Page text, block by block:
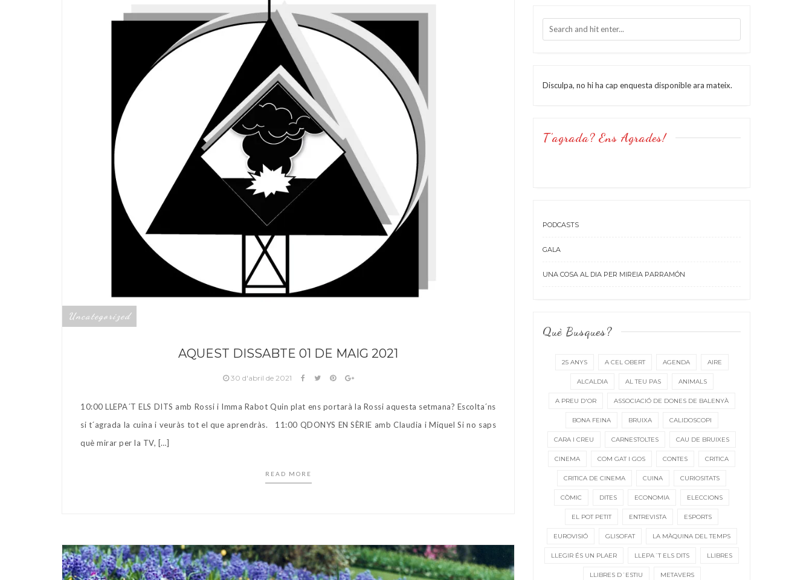
Uncategorized
AQUEST DISSABTE 01 DE MAIG 2021
30 d'abril de 2021
10:00 LLEPA´T ELS DITS amb Rossi i Imma Rabot Quin plat ens portarà la Rossi aquesta setmana? Escolta´ns
si t´agrada la cuina i veuràs tot el que aprendràs. 11:00 QDONYS EN SÈRIE amb Claudia i Miquel Si no saps
què mirar per la TV, […]
READ MORE
Disculpa, no hi ha cap enquesta disponible ara mateix.
T’agrada? Ens Agrades!
PODCASTS
GALA
UNA COSA AL DIA PER MIREIA PARRAMÓN
Què Busques?
25 ANYS A CEL OBERT AGENDA AIRE
ALCALDIA AL TEU PAS ANIMALS
A PREU D'OR ASSOCIACIÓ DE DONES DE BALENYÀ
BONA FEINA BRUIXA CALIDOSCOPI
CARA I CREU CARNESTOLTES CAU DE BRUIXES
CINEMA COM GAT I GOS CONTES CRITICA
CRITICA DE CINEMA CUINA CURIOSITATS
CÒMIC DITES ECONOMIA ELECCIONS
EL POT PETIT ENTREVISTA ESPORTS
EUROVISIÓ GLISOFAT LA MÀQUINA DEL TEMPS
LLEGIR ÉS UN PLAER LLEPA´T ELS DITS LLIBRES
LLIBRES D´ESTIU METAVERS